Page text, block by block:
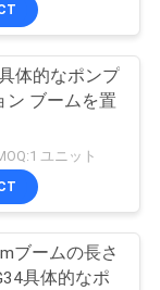
体的なポンプ
ン ブームを置
ユニット
ブームの長さ
具体的なポ